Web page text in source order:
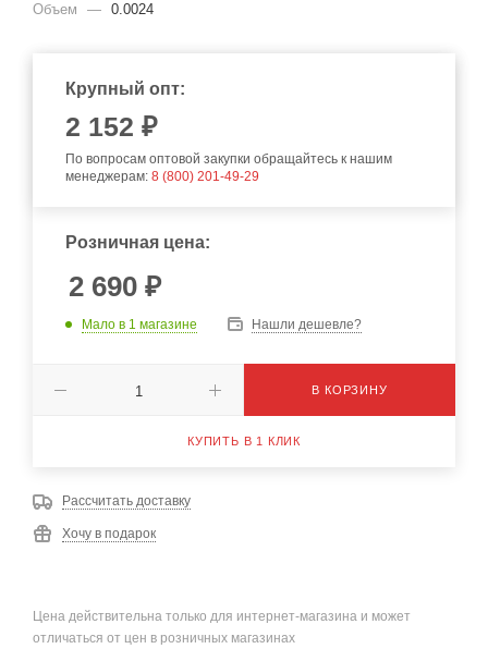
Объем
— 0.0024
Крупный опт:
2 152 ₽
По вопросам оптовой закупки обращайтесь к нашим
менеджерам: 8 (800) 201-49-29
Розничная цена:
2 690 ₽
Мало в 1 магазине Нашли дешевле?
В КОРЗИНУ
КУПИТЬ В 1 КЛИК
Рассчитать доставку
Хочу в подарок
Цена действительна только для интернет-магазина и может
отличаться от цен в розничных магазинах